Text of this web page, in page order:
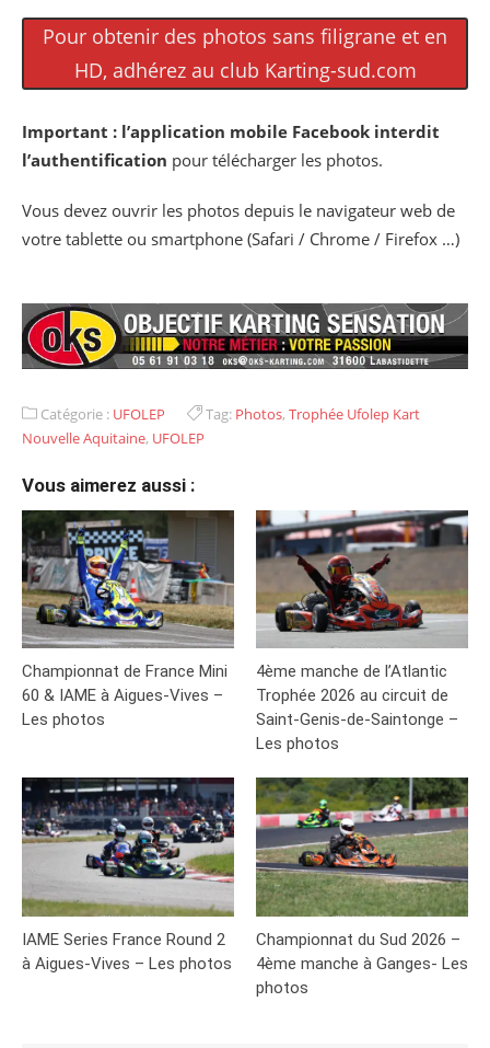
Pour obtenir des photos sans filigrane et en
HD, adhérez au club Karting-sud.com
Important : l’application mobile Facebook interdit
l’authentification pour télécharger les photos.
Vous devez ouvrir les photos depuis le navigateur web de
votre tablette ou smartphone (Safari / Chrome / Firefox …)
Catégorie : UFOLEP Tag: Photos, Trophée Ufolep Kart
Nouvelle Aquitaine, UFOLEP
Vous aimerez aussi :
Championnat de France Mini
60 & IAME à Aigues-Vives –
Les photos
4ème manche de l’Atlantic
Trophée 2026 au circuit de
Saint-Genis-de-Saintonge –
Les photos
IAME Series France Round 2
à Aigues-Vives – Les photos
Championnat du Sud 2026 –
4ème manche à Ganges- Les
photos